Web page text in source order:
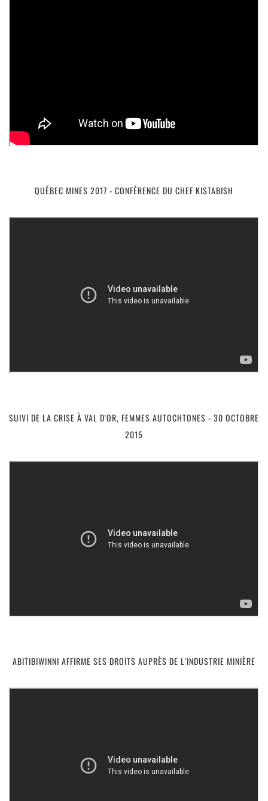
QUÉBEC MINES 2017 - CONFÉRENCE DU CHEF KISTABISH
SUIVI DE LA CRISE À VAL D'OR, FEMMES AUTOCHTONES - 30 OCTOBRE
2015
ABITIBIWINNI AFFIRME SES DROITS AUPRÈS DE L'INDUSTRIE MINIÈRE